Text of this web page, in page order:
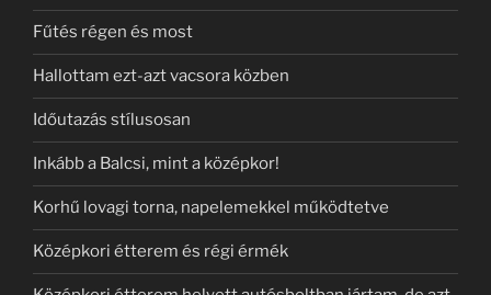
Fűtés régen és most
Hallottam ezt-azt vacsora közben
Időutazás stílusosan
Inkább a Balcsi, mint a középkor!
Korhű lovagi torna, napelemekkel működtetve
Középkori étterem és régi érmék